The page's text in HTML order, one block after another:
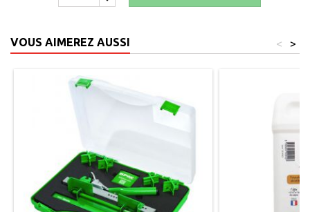
VOUS AIMEREZ AUSSI >
<